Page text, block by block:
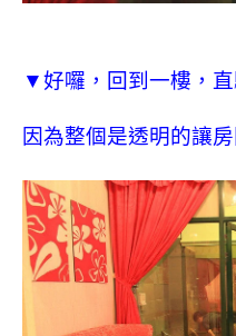
▼好囉，回到一樓，直
因為整個是透明的讓